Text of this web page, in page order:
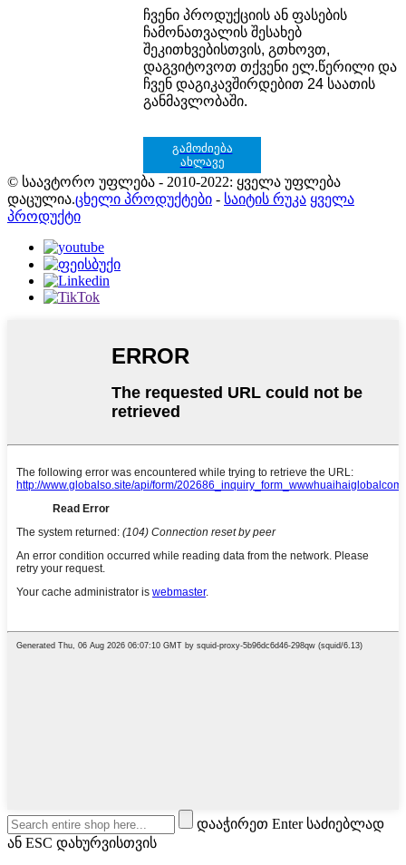
ჩვენი პროდუქციის ან ფასების
ჩამონათვალის შესახებ
შეკითხვებისთვის, გთხოვთ,
დაგვიტოვოთ თქვენი ელ.წერილი და
ჩვენ დაგიკავშირდებით 24 საათის
განმავლობაში.
გამოძიება
ახლავე
© საავტორო უფლება - 2010-2022: ყველა უფლება
დაცულია.ცხელი პროდუქტები - საიტის რუკა ყველა
პროდუქტი
დააჭირეთ Enter საძიებლად
ან ESC დახურვისთვის